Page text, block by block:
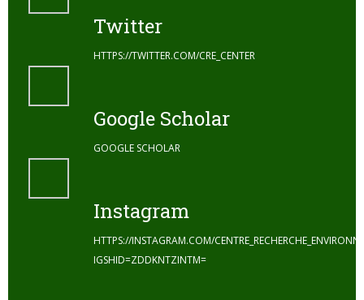
Twitter
HTTPS://TWITTER.COM/CRE_CENTER
Google Scholar
GOOGLE SCHOLAR
Instagram
HTTPS://INSTAGRAM.COM/
IGSHID=ZDDKNTZINTM=